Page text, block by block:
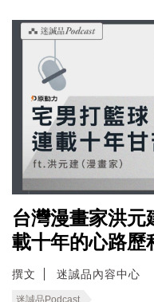
台灣漫畫家洪元
載十年的心路歷
撰文 迷誠品內容中心
迷誠品Podcast